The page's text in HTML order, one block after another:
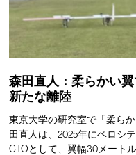
森田直人：柔らかい
新たな離陸
東京大学の研究室で「柔ら
田直人は、2025年にベロシ
CTOとして、翼幅30メート